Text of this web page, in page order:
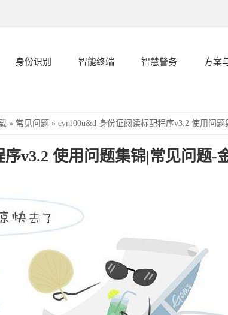
身份识别 智能终端 智慧警务 方案
» 常见问题 » cvr100u&d 身份证阅读标配程序v3.2 使用问题
v3.2 使用问题集锦|常见问题-